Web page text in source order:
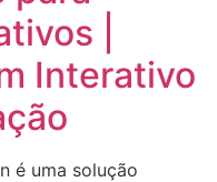
|
Interativo
é uma solução